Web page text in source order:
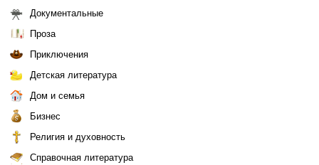
Документальные
Проза
Приключения
Детская литература
Дом и семья
Бизнес
Религия и духовность
Справочная литература